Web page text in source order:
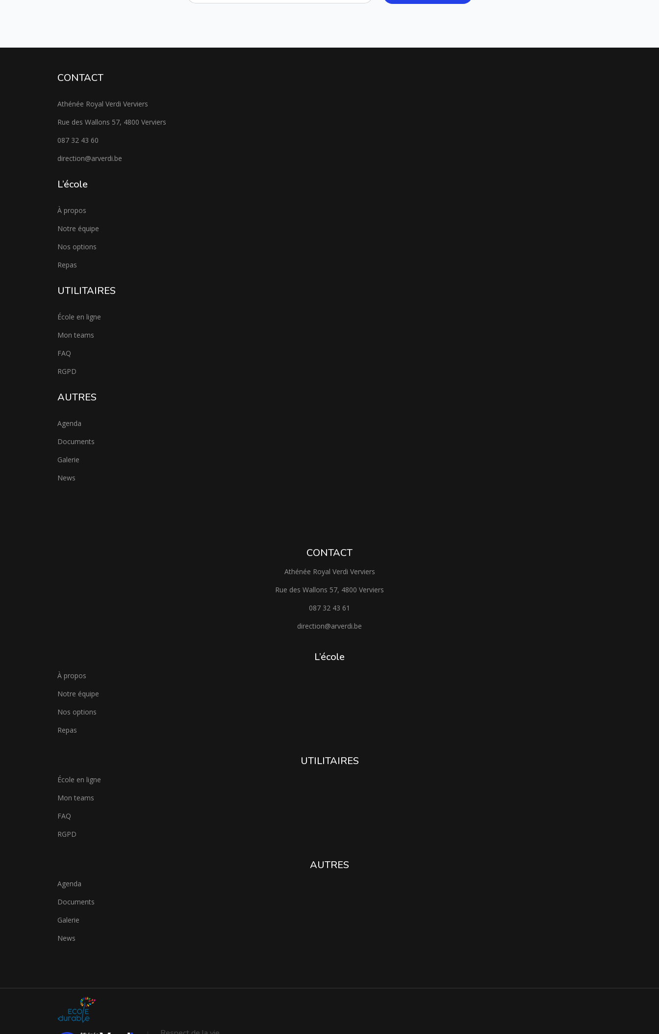
CONTACT
Athénée Royal Verdi Verviers
Rue des Wallons 57, 4800 Verviers
087 32 43 60
direction@arverdi.be
L’école
À propos
Notre équipe
Nos options
Repas
UTILITAIRES
École en ligne
Mon teams
FAQ
RGPD
AUTRES
Agenda
Documents
Galerie
News
CONTACT
Athénée Royal Verdi Verviers
Rue des Wallons 57, 4800 Verviers
087 32 43 61
direction@arverdi.be
L’école
À propos
Notre équipe
Nos options
Repas
UTILITAIRES
École en ligne
Mon teams
FAQ
RGPD
AUTRES
Agenda
Documents
Galerie
News